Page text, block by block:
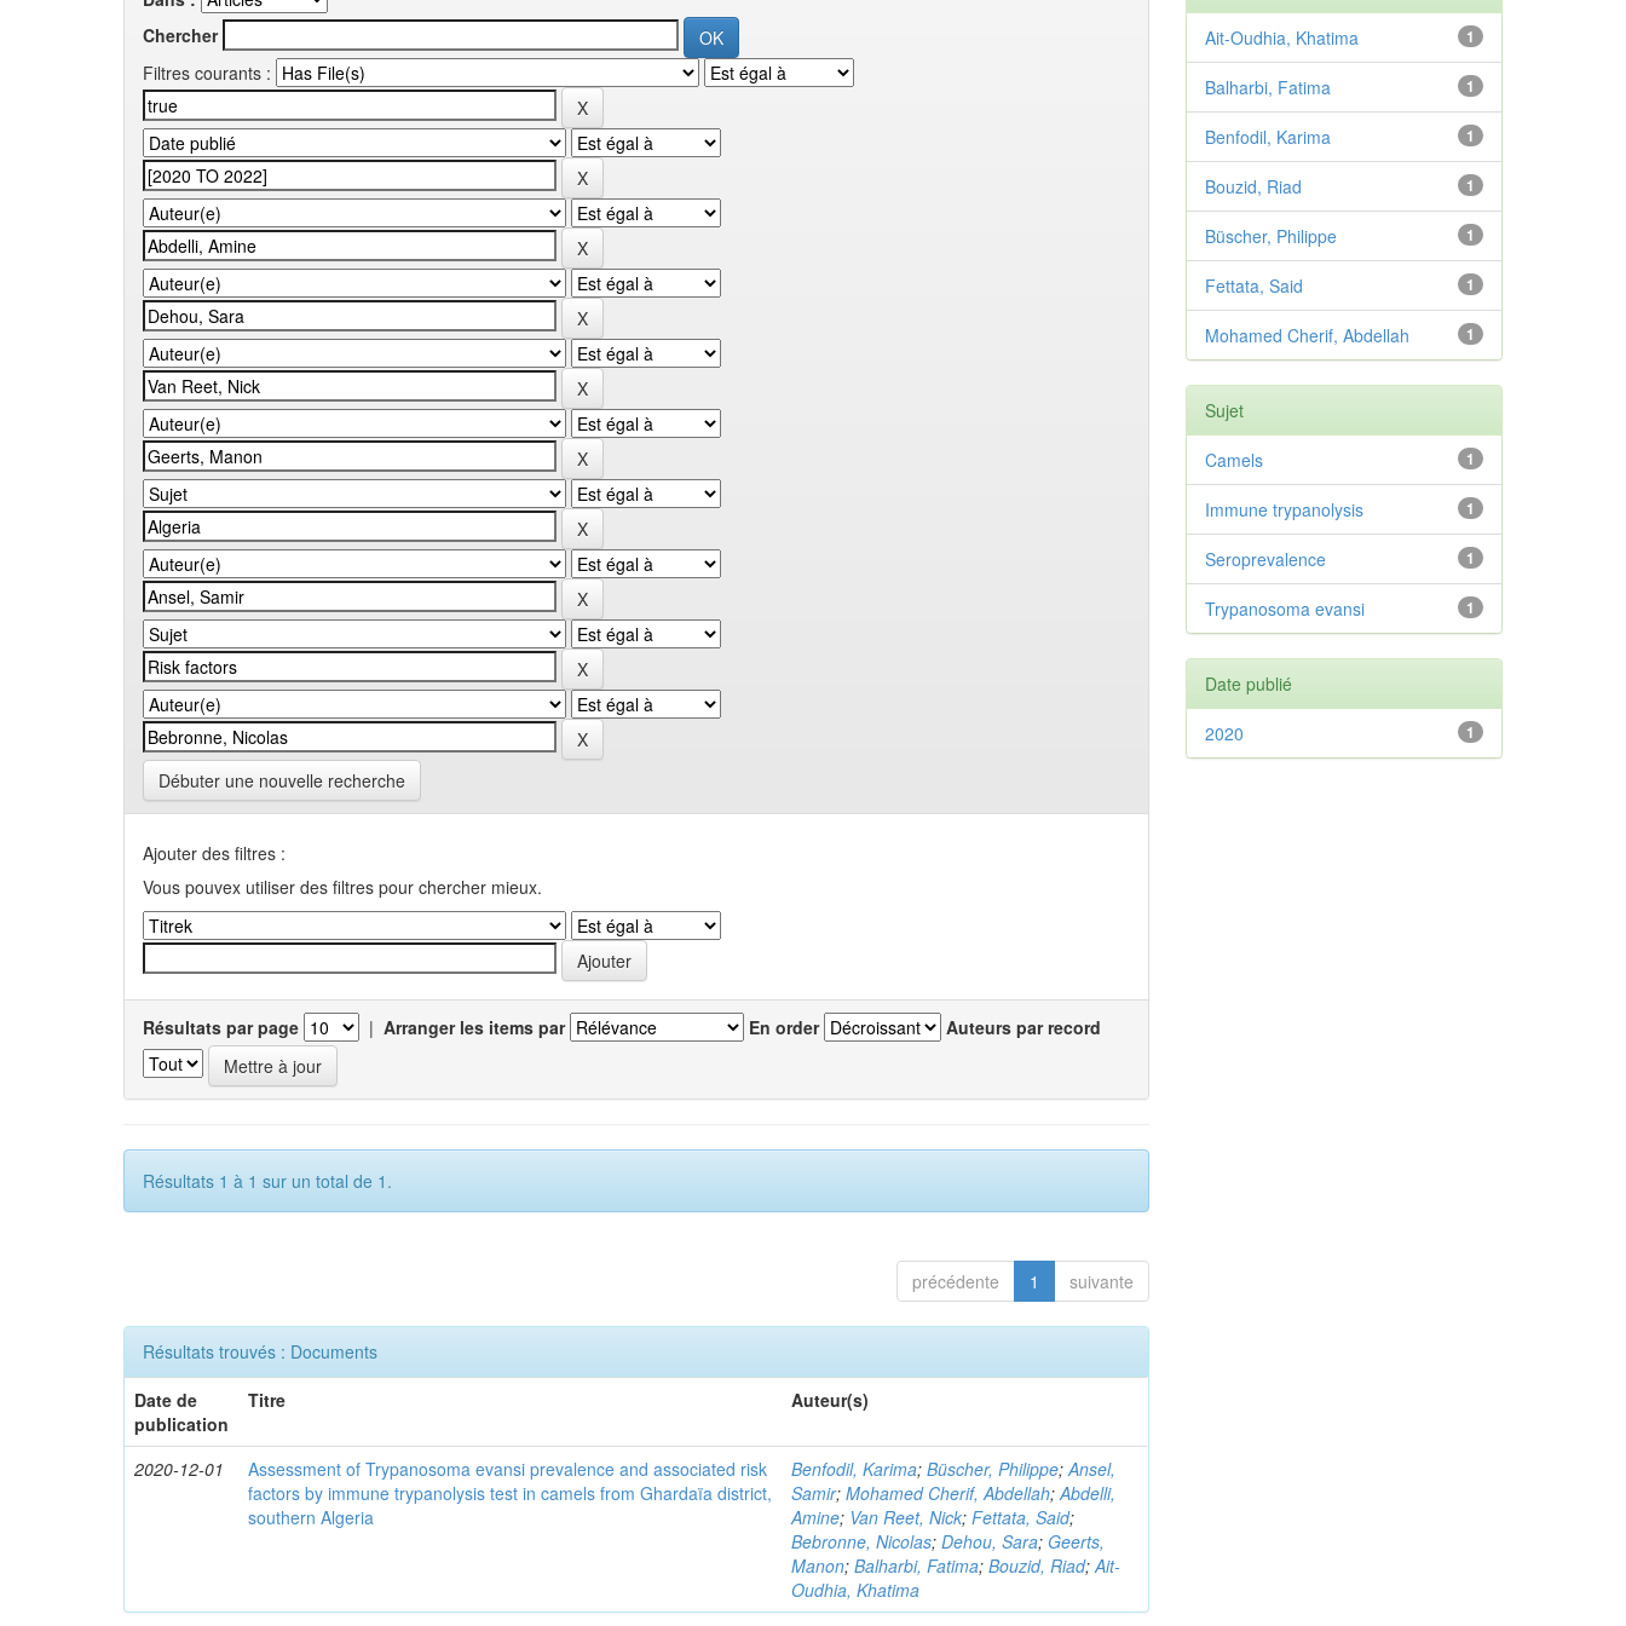
Chercher
Filtres courants :
Débuter une nouvelle recherche
Ajouter des filtres :
Vous pouvex utiliser des filtres pour chercher mieux.
Résultats par page | Arranger les items par En order Auteurs par record
Résultats 1 à 1 sur un total de 1.
précédente 1 suivante
Résultats trouvés : Documents
Date de
publication
Titre Auteur(s)
2020-12-01
Assessment of Trypanosoma evansi prevalence and associated risk
factors by immune trypanolysis test in camels from Ghardaïa district,
southern Algeria
Benfodil, Karima;Büscher, Philippe;Ansel,
Samir;Mohamed Cherif, Abdellah;Abdelli,
Amine; Van Reet, Nick;Fettata, Said;
Bebronne, Nicolas;Dehou, Sara; Geerts,
Manon;Balharbi, Fatima;Bouzid, Riad;Ait-
Oudhia, Khatima
1
Ait-Oudhia, Khatima
1
Balharbi, Fatima
1
Benfodil, Karima
1
Bouzid, Riad
1
Büscher, Philippe
1
Fettata, Said
1
Mohamed Cherif, Abdellah
Sujet
1
Camels
1
Immune trypanolysis
1
Seroprevalence
1
Trypanosoma evansi
Date publié
1
2020